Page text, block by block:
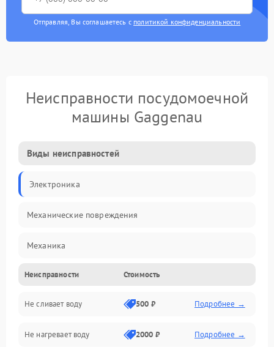
Отправляя, Вы соглашаетесь с политикой конфиденциальности
Неисправности посудомоечной
машины Gaggenau
Виды неисправностей
Электроника
Механические повреждения
Механика
Управление
Электропитание
Датчики
Неисправности Стоимость
Не сливает воду 500 ₽ Подробнее →
Не нагревает воду 2000 ₽ Подробнее →